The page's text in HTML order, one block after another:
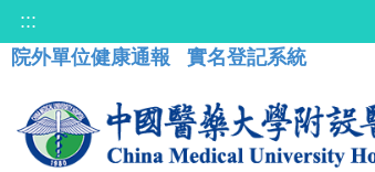
:::
院外單位健康通報
實名登記系統